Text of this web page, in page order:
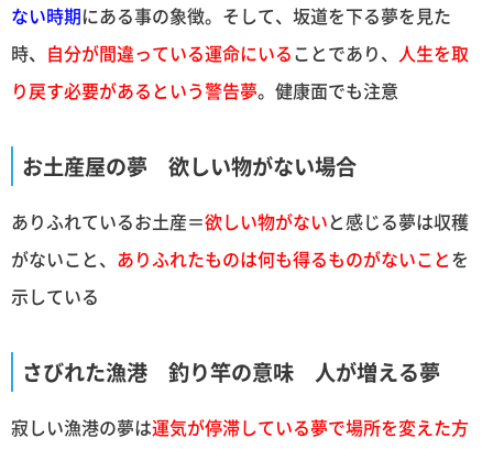
ない時期にある事の象徴。そして、坂道を下る夢を見た
時、 自分が間違っている運命にいることであり、 人生を取
り戻す必要があるという警告夢。健康面でも注意
お土産屋の夢 欲しい物がない場合
ありふれているお土産＝欲しい物がないと感じる夢は収穫
がないこと、 ありふれたものは何も得るものがないことを
示している
さびれた漁港 釣り竿の意味 人が増える夢
寂しい漁港の夢は運気が停滞している夢で場所を変えた方